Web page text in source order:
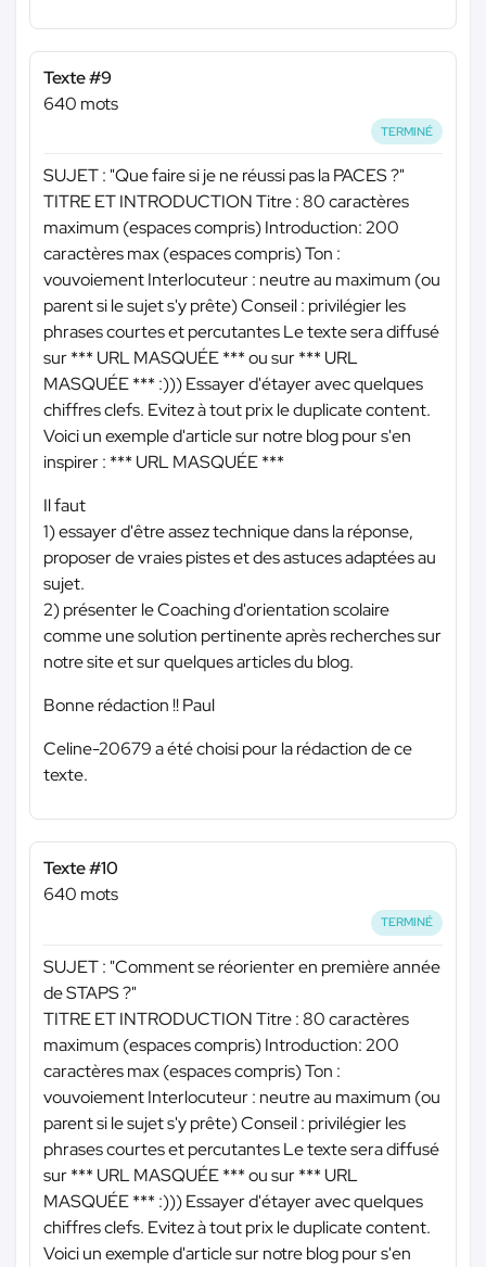
Texte #9
640 mots
TERMINÉ
SUJET : "Que faire si je ne réussi pas la PACES ?"
TITRE ET INTRODUCTION Titre : 80 caractères
maximum (espaces compris) Introduction: 200
caractères max (espaces compris) Ton :
vouvoiement Interlocuteur : neutre au maximum (ou
parent si le sujet s'y prête) Conseil : privilégier les
phrases courtes et percutantes Le texte sera diffusé
sur*** URL MASQUÉE ***ou sur*** URL
MASQUÉE *** :))) Essayer d'étayer avec quelques
chiffres clefs. Evitez à tout prix le duplicate content.
Voici un exemple d'article sur notre blog pour s'en
inspirer : *** URL MASQUÉE ***
Il faut
1) essayer d'être assez technique dans la réponse,
proposer de vraies pistes et des astuces adaptées au
sujet.
2) présenter le Coaching d'orientation scolaire
comme une solution pertinente après recherches sur
notre site et sur quelques articles du blog.
Bonne rédaction !! Paul
Celine-20679 a été choisi pour la rédaction de ce
texte.
Texte #10
640 mots
TERMINÉ
SUJET : "Comment se réorienter en première année
de STAPS ?"
TITRE ET INTRODUCTION Titre : 80 caractères
maximum (espaces compris) Introduction: 200
caractères max (espaces compris) Ton :
vouvoiement Interlocuteur : neutre au maximum (ou
parent si le sujet s'y prête) Conseil : privilégier les
phrases courtes et percutantes Le texte sera diffusé
sur*** URL MASQUÉE ***ou sur*** URL
MASQUÉE *** :))) Essayer d'étayer avec quelques
chiffres clefs. Evitez à tout prix le duplicate content.
Voici un exemple d'article sur notre blog pour s'en